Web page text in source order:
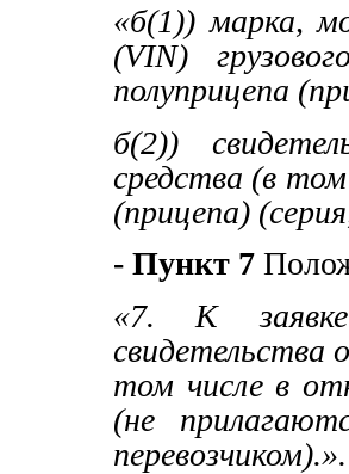
«б(1)) марка,
(VIN)
полуприцепа
б(2))
средства (в
(прицепа)
- Пункт 7
«7. К заявке
свидетельства
том числе в
(не
перевозчиком).».